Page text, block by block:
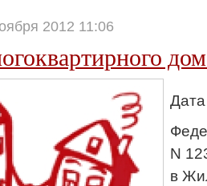
2012 11:06
N
в